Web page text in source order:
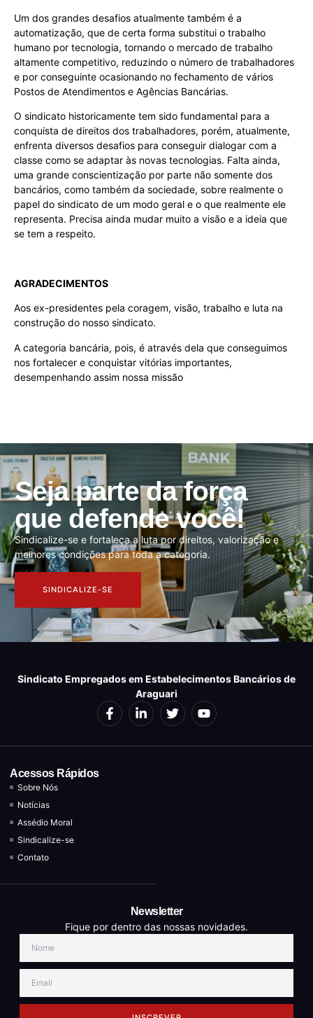
Um dos grandes desafios atualmente também é a
automatização, que de certa forma substitui o trabalho
humano por tecnologia, tornando o mercado de trabalho
altamente competitivo, reduzindo o número de trabalhadores
e por conseguinte ocasionando no fechamento de vários
Postos de Atendimentos e Agências Bancárias.
O sindicato historicamente tem sido fundamental para a
conquista de direitos dos trabalhadores, porém, atualmente,
enfrenta diversos desafios para conseguir dialogar com a
classe como se adaptar às novas tecnologias. Falta ainda,
uma grande conscientização por parte não somente dos
bancários, como também da sociedade, sobre realmente o
papel do sindicato de um modo geral e o que realmente ele
representa. Precisa ainda mudar muito a visão e a ideia que
se tem a respeito.
AGRADECIMENTOS
Aos ex-presidentes pela coragem, visão, trabalho e luta na
construção do nosso sindicato.
A categoria bancária, pois, é através dela que conseguimos
nos fortalecer e conquistar vitórias importantes,
desempenhando assim nossa missão
Seja parte da força
que defende você!
Sindicalize-se e fortaleça a luta por direitos, valorização e
melhores condições para toda a categoria.
SINDICALIZE-SE
Sindicato Empregados em Estabelecimentos Bancários de
Araguari
Acessos Rápidos
Sobre Nós
Notícias
Assédio Moral
Sindicalize-se
Contato
Newsletter
Fique por dentro das nossas novidades.